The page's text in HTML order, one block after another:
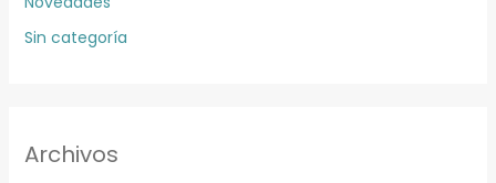
Sin categoría
Archivos